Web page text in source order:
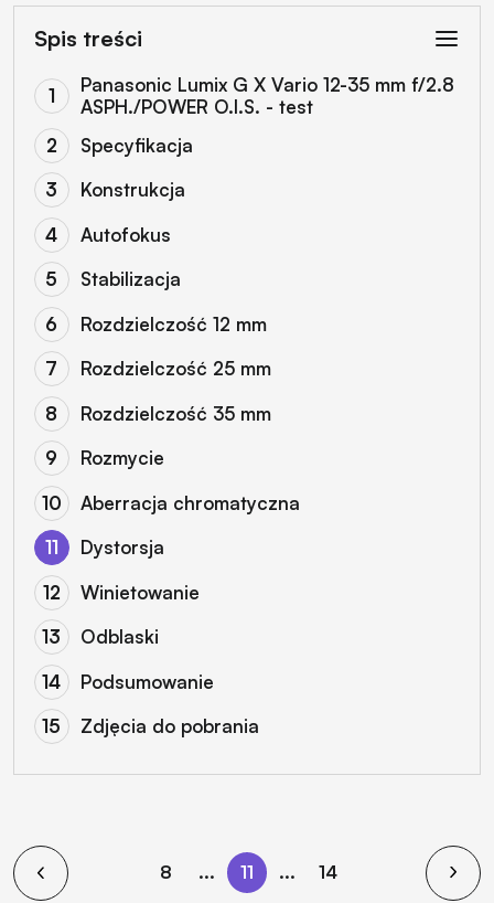
Spis treści
Panasonic Lumix G X Vario 12-35 mm f/2.8
ASPH./POWER O.I.S. - test
Specyfikacja
Konstrukcja
Autofokus
Stabilizacja
Rozdzielczość 12 mm
Rozdzielczość 25 mm
Rozdzielczość 35 mm
Rozmycie
Aberracja chromatyczna
Dystorsja
Winietowanie
Odblaski
Podsumowanie
Zdjęcia do pobrania
8 ... 11 ... 14